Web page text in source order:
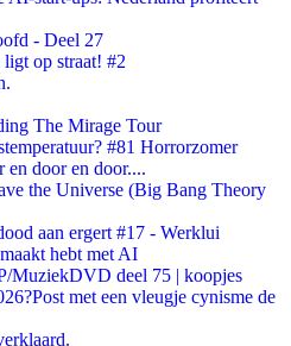
- Deel 27
op straat! #2
The Mirage Tour
#81 Horrorzomer
en door en door....
the Universe (Big Bang Theory
aan ergert #17 - Werklui
hebt met AI
MuziekDVD deel 75 | koopjes
met een vleugje cynisme de